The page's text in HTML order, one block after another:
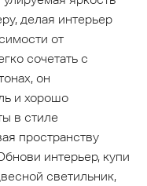
делая интерьер
от
сочетать с
он
и хорошо
в стиле
пространству
интерьер, купи
светильник,